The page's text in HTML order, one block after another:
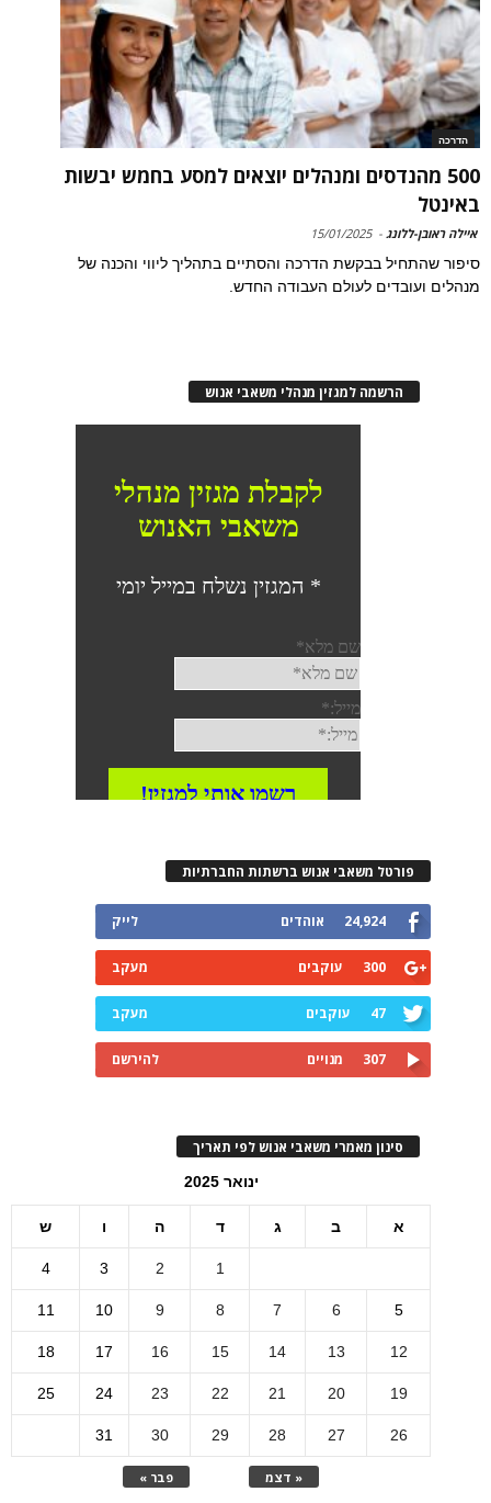
הדרכה
500 מהנדסים ומנהלים יוצאים למסע בחמש יבשות
באינטל
איילה ראובן-ללונג -
15/01/2025
סיפור שהתחיל בבקשת הדרכה והסתיים בתהליך ליווי והכנה של
מנהלים ועובדים לעולם העבודה החדש.
הרשמה למגזין מנהלי משאבי אנוש
פורטל משאבי אנוש ברשתות החברתיות
24,924 אוהדים לייק
300 עוקבים מעקב
47 עוקבים מעקב
307 מנויים להירשם
סינון מאמרי משאבי אנוש לפי תאריך
ינואר 2025
א ב ג ד ה ו ש
« דצמ פבר »
1
2
3
4
5
6
7
8
9
10
11
12
13
14
15
16
17
18
19
20
21
22
23
24
25
26
27
28
29
30
31